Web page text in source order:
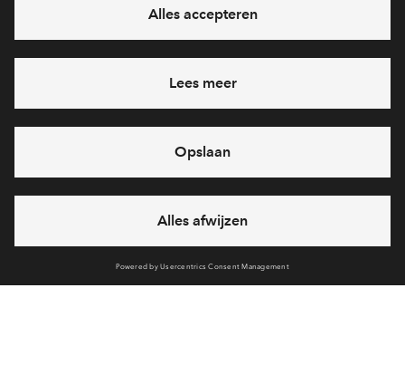
Interesse? Meld je dan snel aan
712 28 46